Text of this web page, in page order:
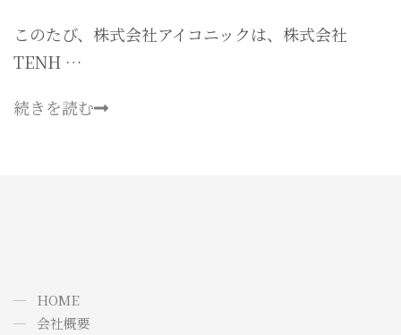
このたび、株式会社アイコニックは、株式会社
TENH …
続きを読む
HOME
会社概要